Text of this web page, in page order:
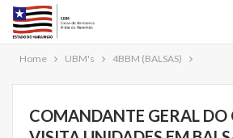
Home UBM's 4BBM (BALSAS)
COMANDANTE GERAL